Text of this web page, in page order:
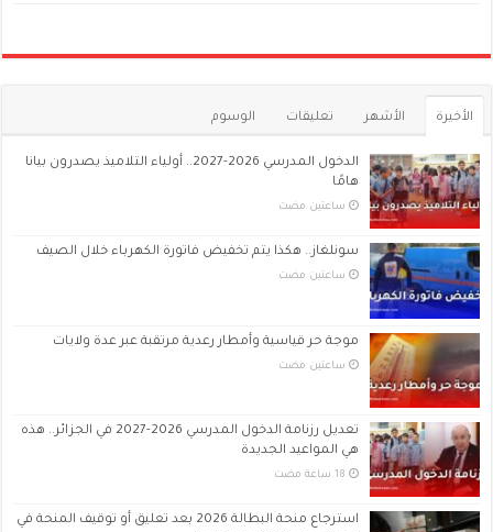
الأخيرة الأشهر تعليقات الوسوم
الدخول المدرسي 2026-2027.. أولياء التلاميذ يصدرون بيانا
هامًا
‏ساعتين مضت
سونلغاز.. هكذا يتم تخفيض فاتورة الكهرباء خلال الصيف
‏ساعتين مضت
موجة حر قياسية وأمطار رعدية مرتقبة عبر عدة ولايات
‏ساعتين مضت
تعديل رزنامة الدخول المدرسي 2026-2027 في الجزائر.. هذه
هي المواعيد الجديدة
استرجاع منحة البطالة 2026 بعد تعليق أو توقيف المنحة في